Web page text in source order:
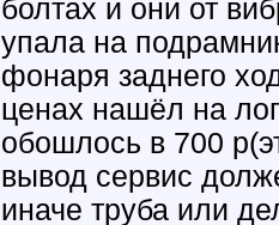
болтах и они от
упала на
фонаря заднего
ценах нашёл на
обошлось в 700
вывод сервис
иначе труба или